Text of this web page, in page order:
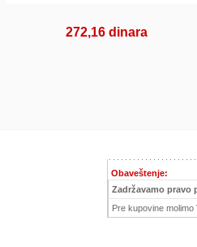
272,16 dinara
Obaveštenje:
Zadržavamo pravo
Pre kupovine